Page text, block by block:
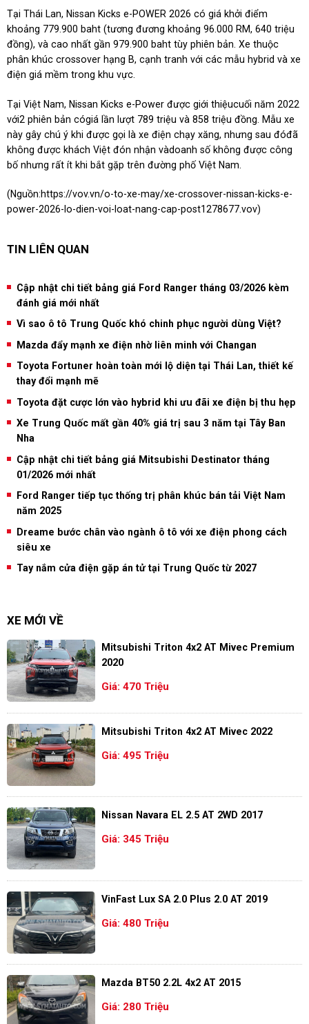
Tại Thái Lan, Nissan Kicks e-POWER 2026 có giá khởi điểm
khoảng 779.900 baht (tương đương khoảng 96.000 RM, 640 triệu
đồng), và cao nhất gần 979.900 baht tùy phiên bản. Xe thuộc
phân khúc crossover hạng B, cạnh tranh với các mẫu hybrid và xe
điện giá mềm trong khu vực.
Tại Việt Nam, Nissan Kicks e-Power được giới thiệucuối năm 2022
với2 phiên bản cógiá lần lượt 789 triệu và 858 triệu đồng. Mẫu xe
này gây chú ý khi được gọi là xe điện chạy xăng, nhưng sau đóđã
không được khách Việt đón nhận vàdoanh số không được công
bố nhưng rất ít khi bắt gặp trên đường phố Việt Nam.
(Nguồn:https://vov.vn/o-to-xe-may/xe-crossover-nissan-kicks-e-
power-2026-lo-dien-voi-loat-nang-cap-post1278677.vov)
TIN LIÊN QUAN
Cập nhật chi tiết bảng giá Ford Ranger tháng 03/2026 kèm
đánh giá mới nhất
Vì sao ô tô Trung Quốc khó chinh phục người dùng Việt?
Mazda đẩy mạnh xe điện nhờ liên minh với Changan
Toyota Fortuner hoàn toàn mới lộ diện tại Thái Lan, thiết kế
thay đổi mạnh mẽ
Toyota đặt cược lớn vào hybrid khi ưu đãi xe điện bị thu hẹp
Xe Trung Quốc mất gần 40% giá trị sau 3 năm tại Tây Ban
Nha
Cập nhật chi tiết bảng giá Mitsubishi Destinator tháng
01/2026 mới nhất
Ford Ranger tiếp tục thống trị phân khúc bán tải Việt Nam
năm 2025
Dreame bước chân vào ngành ô tô với xe điện phong cách
siêu xe
Tay nắm cửa điện gặp án tử tại Trung Quốc từ 2027
XE MỚI VỀ
Mitsubishi Triton 4x2 AT Mivec Premium
2020
Giá: 470 Triệu
Mitsubishi Triton 4x2 AT Mivec 2022
Giá: 495 Triệu
Nissan Navara EL 2.5 AT 2WD 2017
Giá: 345 Triệu
VinFast Lux SA 2.0 Plus 2.0 AT 2019
Giá: 480 Triệu
Mazda BT50 2.2L 4x2 AT 2015
Giá: 280 Triệu